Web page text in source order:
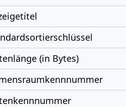
(in Bytes)